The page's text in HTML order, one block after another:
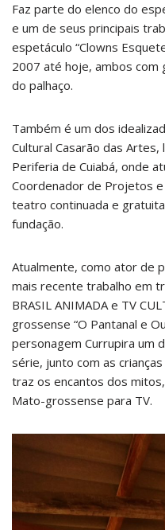
Faz parte do elenco do
e um de seus principais
espetáculo “Clowns
2007 até hoje, ambos com
do palhaço.
Também é um dos
Cultural Casarão das
Periferia de Cuiabá, onde
Coordenador de Projetos
teatro continuada e
fundação.
Atualmente, como ator de
mais recente trabalho em
BRASIL ANIMADA e TV
grossense “O Pantanal e
personagem Currupira um
série, junto com as
traz os encantos dos
Mato-grossense para TV.